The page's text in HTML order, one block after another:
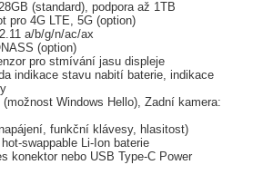
(standard), podpora až 1TB
pro 4G LTE, 5G (option)
a/b/g/n/ac/ax
(option)
pro stmívání jasu displeje
indikace stavu nabití baterie, indikace
Windows Hello), Zadní kamera:
funkční klávesy, hlasitost)
swappable Li-Ion baterie
konektor nebo USB Type-C Power